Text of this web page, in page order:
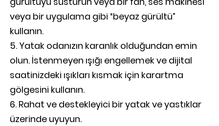
veya bir uygulama gibi “beyaz gürültü”
kullanın.
Yatak odanızın karanlık olduğundan emin
olun. İstenmeyen ışığı engellemek ve dijital
saatinizdeki ışıkları kısmak için karartma
gölgesini kullanın.
Rahat ve destekleyici bir yatak ve yastıklar
üzerinde uyuyun.